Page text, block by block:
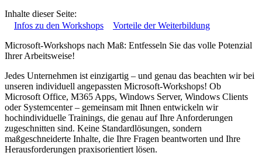
Inhalte dieser Seite:
Infos zu den Workshops
Vorteile der Weiterbildung
Microsoft-Workshops nach Maß: Entfesseln Sie das volle Potenzial
Ihrer Arbeitsweise!
Jedes Unternehmen ist einzigartig – und genau das beachten wir bei
unseren individuell angepassten Microsoft-Workshops! Ob
Microsoft Office, M365 Apps, Windows Server, Windows Clients
oder Systemcenter – gemeinsam mit Ihnen entwickeln wir
hochindividuelle Trainings, die genau auf Ihre Anforderungen
zugeschnitten sind. Keine Standardlösungen, sondern
maßgeschneiderte Inhalte, die Ihre Fragen beantworten und Ihre
Herausforderungen praxisorientiert lösen.